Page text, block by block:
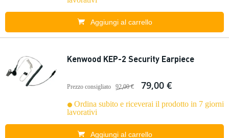
Aggiungi al carrello
Kenwood KEP-2 Security Earpiece
Prezzo consigliato 92,00 € 79,00 €
Ordina subito e riceverai il prodotto in 7 giorni
lavorativi
Aggiungi al carrello